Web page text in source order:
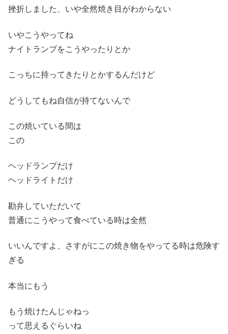
挫折しました、いや全然焼き目がわからない
いやこうやってね
ナイトランプをこうやったりとか
こっちに持ってきたりとかするんだけど
どうしてもね自信が持てないんで
この焼いている間は
この
ヘッドランプだけ
ヘッドライトだけ
勘弁していただいて
普通にこうやって食べている時は全然
いいんですよ、さすがにこの焼き物をやってる時は危険す
ぎる
本当にもう
もう焼けたんじゃねっ
って思えるぐらいね